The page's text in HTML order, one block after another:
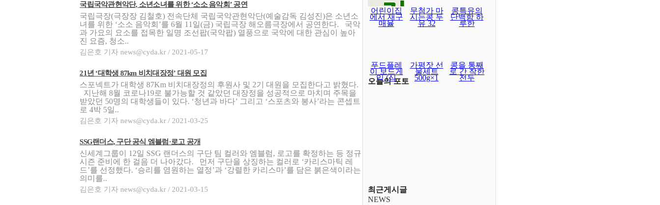
국립국악관현악단, 소년소녀를 위한 ‘소소 음악회’ 공연
국립극장(극장장 김철호) 전속단체 국립국악관현악단(예술감독 김성진)은 소년소
녀를 위한 ‘소소 음악회’를 6월 11일(금) 국립극장 해오름극장에서 공연한다. 국악
과 가요의 요소를 접목한 일명 조선팝(국악팝) 열풍으로 국악에 대한 관심이 높아
진 요즘, 청소..
김은호 기자 news@cyda.kr / 2021-05-17
21년 ‘대학생 87km 비치대장정’ 대원 모집
스포넥트가 대학생 87Km 비치대장정의 후원사 및 2기 대원을 모집한다고 밝혔다.
지난해 8월 코로나19로 불가능할 것 같았던 대장정을 성공적으로 마치며 주목을
받았던 50명의 대학생들이 있다. ‘청년과 바다’ 그리고 ‘스포츠와 봉사’라는 콘셉트
로 4박 5일..
김은호 기자 news@cyda.kr / 2021-03-25
SSG랜더스, 구단 공식 엠블럼·로고 공개
신세계그룹이 12일 SSG 랜더스의 구단 팀 컬러와 엠블럼, 로고를 확정하는 등 정규
시즌 준비에 한 걸음 더 나아갔다. 먼저 구단을 상징하는 컬러로 ‘카리스마틱 레
드’를 선정했다. ‘승리를 염원하는 열정’과 ‘강렬한 카리스마’를 담은 붉은색이라는
의미를..
김은호 기자 news@cyda.kr / 2021-03-15
어린이집
에서 재구
매율
무첨가 마
시는콩 두
유 32
콩특유의
단백함 하
루한
푸드플레
이 보드게
임 (식
가평잣 선
물세트
500g×1
콩을 통째
로 간 착한
전두
오늘의 포토
최근게시글
NEWS